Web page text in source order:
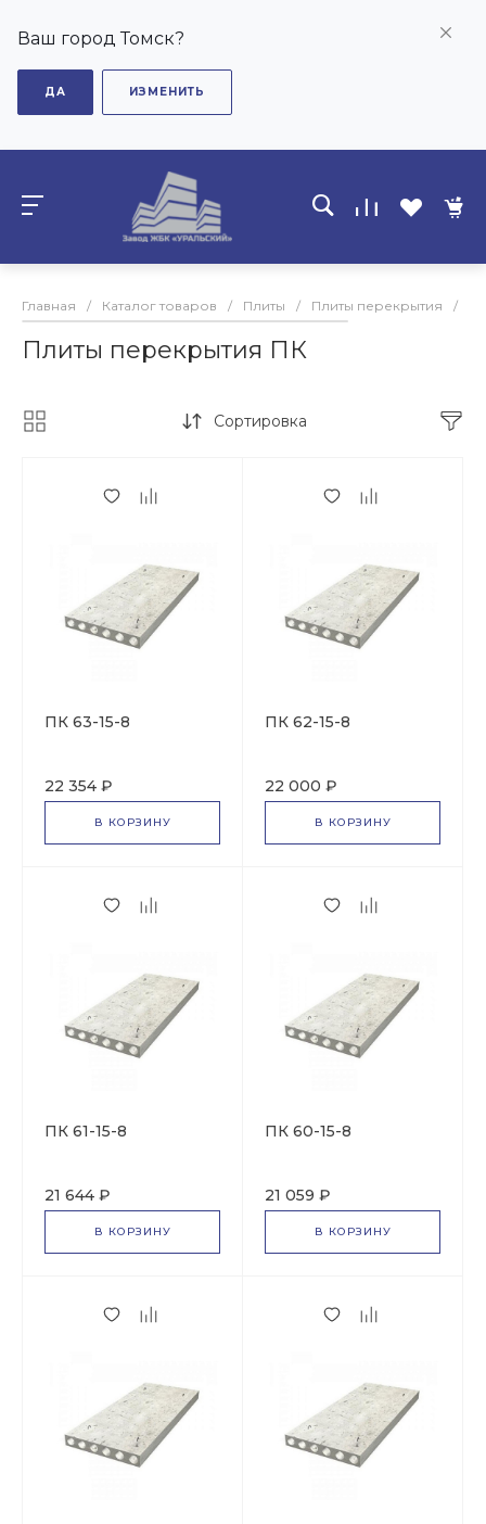
Ваш город Томск?
ДА ИЗМЕНИТЬ
Главная / Каталог товаров / Плиты / Плиты перекрытия /
Плиты перекрытия ПК
Сортировка
ПК 63-15-8
22 354 ₽
В КОРЗИНУ
ПК 62-15-8
22 000 ₽
В КОРЗИНУ
ПК 61-15-8
21 644 ₽
В КОРЗИНУ
ПК 60-15-8
21 059 ₽
В КОРЗИНУ